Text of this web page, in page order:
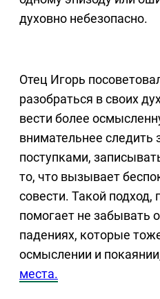
духовно небезопасно.
Отец Игорь
разобраться в своих
вести более
внимательнее следить
поступками,
то, что вызывает
совести. Такой подход,
помогает не забывать
падениях, которые
осмыслении и
места.